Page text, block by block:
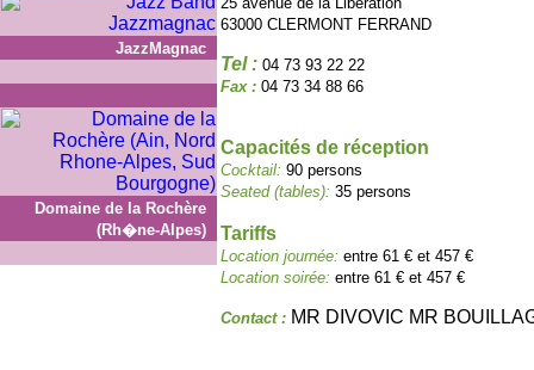
JazzMagnac
Domaine de la Rochère
(Rh�ne-Alpes)
63000 CLERMONT FERRAND
Tel : 04 73 93 22 22
Fax : 04 73 34 88 66
Capacités de réception
Cocktail: 90 persons
Seated (tables): 35 persons
Tariffs
Location journée: entre 61 € et 457 €
Location soirée: entre 61 € et 457 €
Contact : MR DIVOVIC MR